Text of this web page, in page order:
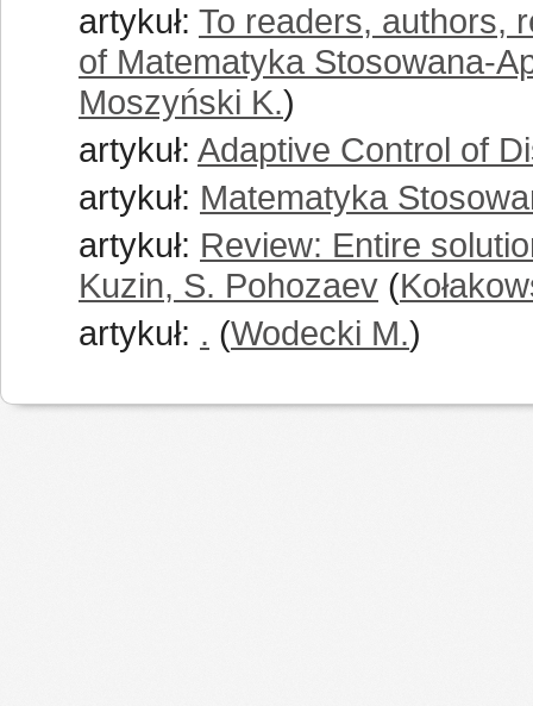
artykuł: To readers, authors,
of Matematyka Stosowana-
Moszyński K.)
artykuł: Adaptive Control of
artykuł: Matematyka
artykuł: Review: Entire
Kuzin, S. Pohozaev (
artykuł: . (Wodecki M.)